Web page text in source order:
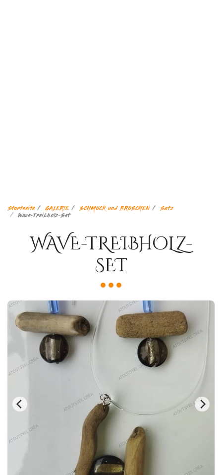
Startseite GALERIE SCHMUCK und BROSCHEN
Satz
Wave-Treibholz-Set
WAVE-TREIBHOLZ-
SET